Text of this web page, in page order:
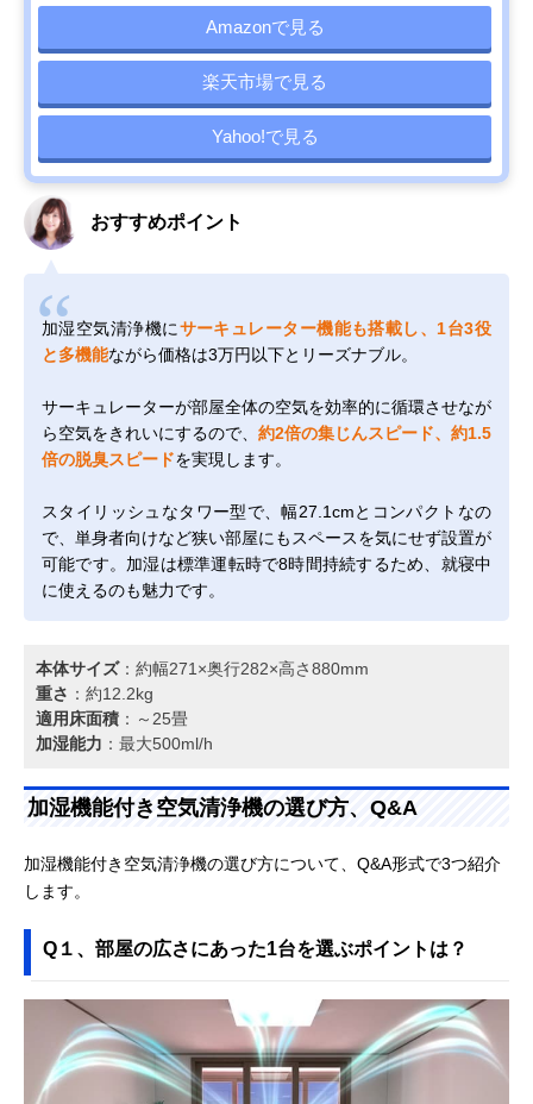
Amazonで見る
楽天市場で見る
Yahoo!で見る
おすすめポイント
加湿空気清浄機にサーキュレーター機能も搭載し、1台3役
と多機能ながら価格は3万円以下とリーズナブル。
サーキュレーターが部屋全体の空気を効率的に循環させなが
ら空気をきれいにするので、 約2倍の集じんスピード、約1.5
倍の脱臭スピードを実現します。
スタイリッシュなタワー型で、幅27.1cmとコンパクトなの
で、単身者向けなど狭い部屋にもスペースを気にせず設置が
可能です。加湿は標準運転時で8時間持続するため、就寝中
に使えるのも魅力です。
本体サイズ：約幅271×奥行282×高さ880mm
重さ ：約12.2kg
適用床面積 ：～25畳
加湿能力 ：最大500ml/h
加湿機能付き空気清浄機の選び方、Q&A
加湿機能付き空気清浄機の選び方について、Q&A形式で3つ紹介
します。
Q１、部屋の広さにあった1台を選ぶポイントは？